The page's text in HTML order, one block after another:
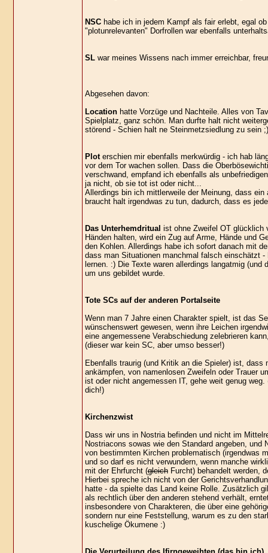
NSC habe ich in jedem Kampf als fair erlebt, egal
"plotunrelevanten" Dorfrollen war ebenfalls
SL war meines Wissens nach immer erreichbar,
Abgesehen davon:
Location hatte Vorzüge und Nachteile. Alles von
Spielplatz, ganz schön. Man durfte halt nicht
störend - Schien halt ne Steinmetzsiedlung zu sein
Ploterschien mir ebenfalls merkwürdig - ich hab
vor dem Tor wachen sollen. Dass die
verschwand, empfand ich ebenfalls als
ja nicht, ob sie tot ist oder nicht...
Allerdings bin ich mittlerweile der Meinung, dass
braucht halt irgendwas zu tun, dadurch, dass es
Das Unterhemdritual ist ohne Zweifel OT glücklich
Händen halten, wird ein Zug auf Arme, Hände und
den Kohlen. Allerdings habe ich sofort danach mit
dass man Situationen manchmal falsch einschätzt
lernen. :) Die Texte waren allerdings langatmig
um uns gebildet wurde.
Tote SCs auf der anderen Portalseite
Wenn man 7 Jahre einen Charakter spielt, ist das
wünschenswert gewesen, wenn ihre Leichen
eine angemessene Verabschiedung zelebrieren
(dieser war kein SC, aber umso besser!)
Ebenfalls traurig (und Kritik an die Spieler) ist,
ankämpfen, von namenlosen Zweifeln oder Trauer
ist oder nicht angemessen IT, gehe weit genug
dich!)
Kirchenzwist
Dass wir uns in Nostria befinden und nicht im
Nostriacons sowas wie den Standard angeben,
von bestimmten Kirchen problematisch (irgendwas
und so darf es nicht verwundern, wenn manche
mit der Ehrfurcht (gleichFurcht) behandelt werden,
Hierbei spreche ich nicht von der
hatte - da spielte das Land keine Rolle. Zusätzlich
als rechtlich über den anderen stehend verhält,
insbesondere von Charakteren, die über eine
sondern nur eine Feststellung, warum es zu den
kuschelige Ökumene :)